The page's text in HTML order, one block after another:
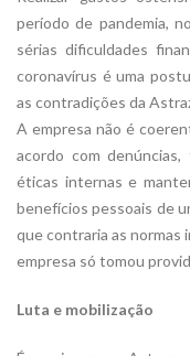
período de pandemia,
sérias dificuldades
coronavírus é uma
as contradições da
A empresa não é
acordo com
éticas internas e
benefícios pessoais de
que contraria as normas
empresa só tomou
Luta e mobilização